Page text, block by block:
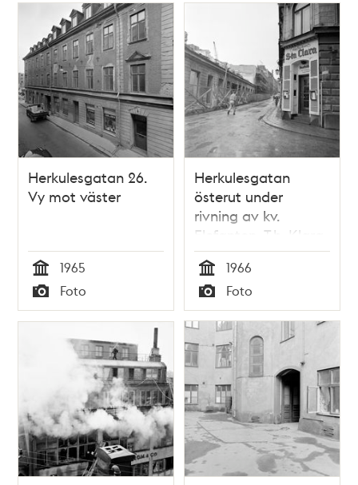
Herkulesgatan 26.
Vy mot väster
Tid
1965
Typ
Foto
Herkulesgatan
österut under
rivning av kv.
Elefanten. T.h. Klara
Södra Kyrkogata 10,
kv. Björnen
Tid
1966
Typ
Foto